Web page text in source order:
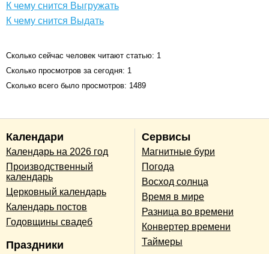
К чему снится Выгружать
К чему снится Выдать
Сколько сейчас человек читают статью: 1
Сколько просмотров за сегодня: 1
Сколько всего было просмотров: 1489
Календари
Календарь на 2026 год
Производственный
календарь
Церковный календарь
Календарь постов
Годовщины свадеб
Праздники
Сервисы
Магнитные бури
Погода
Восход солнца
Время в мире
Разница во времени
Конвертер времени
Таймеры